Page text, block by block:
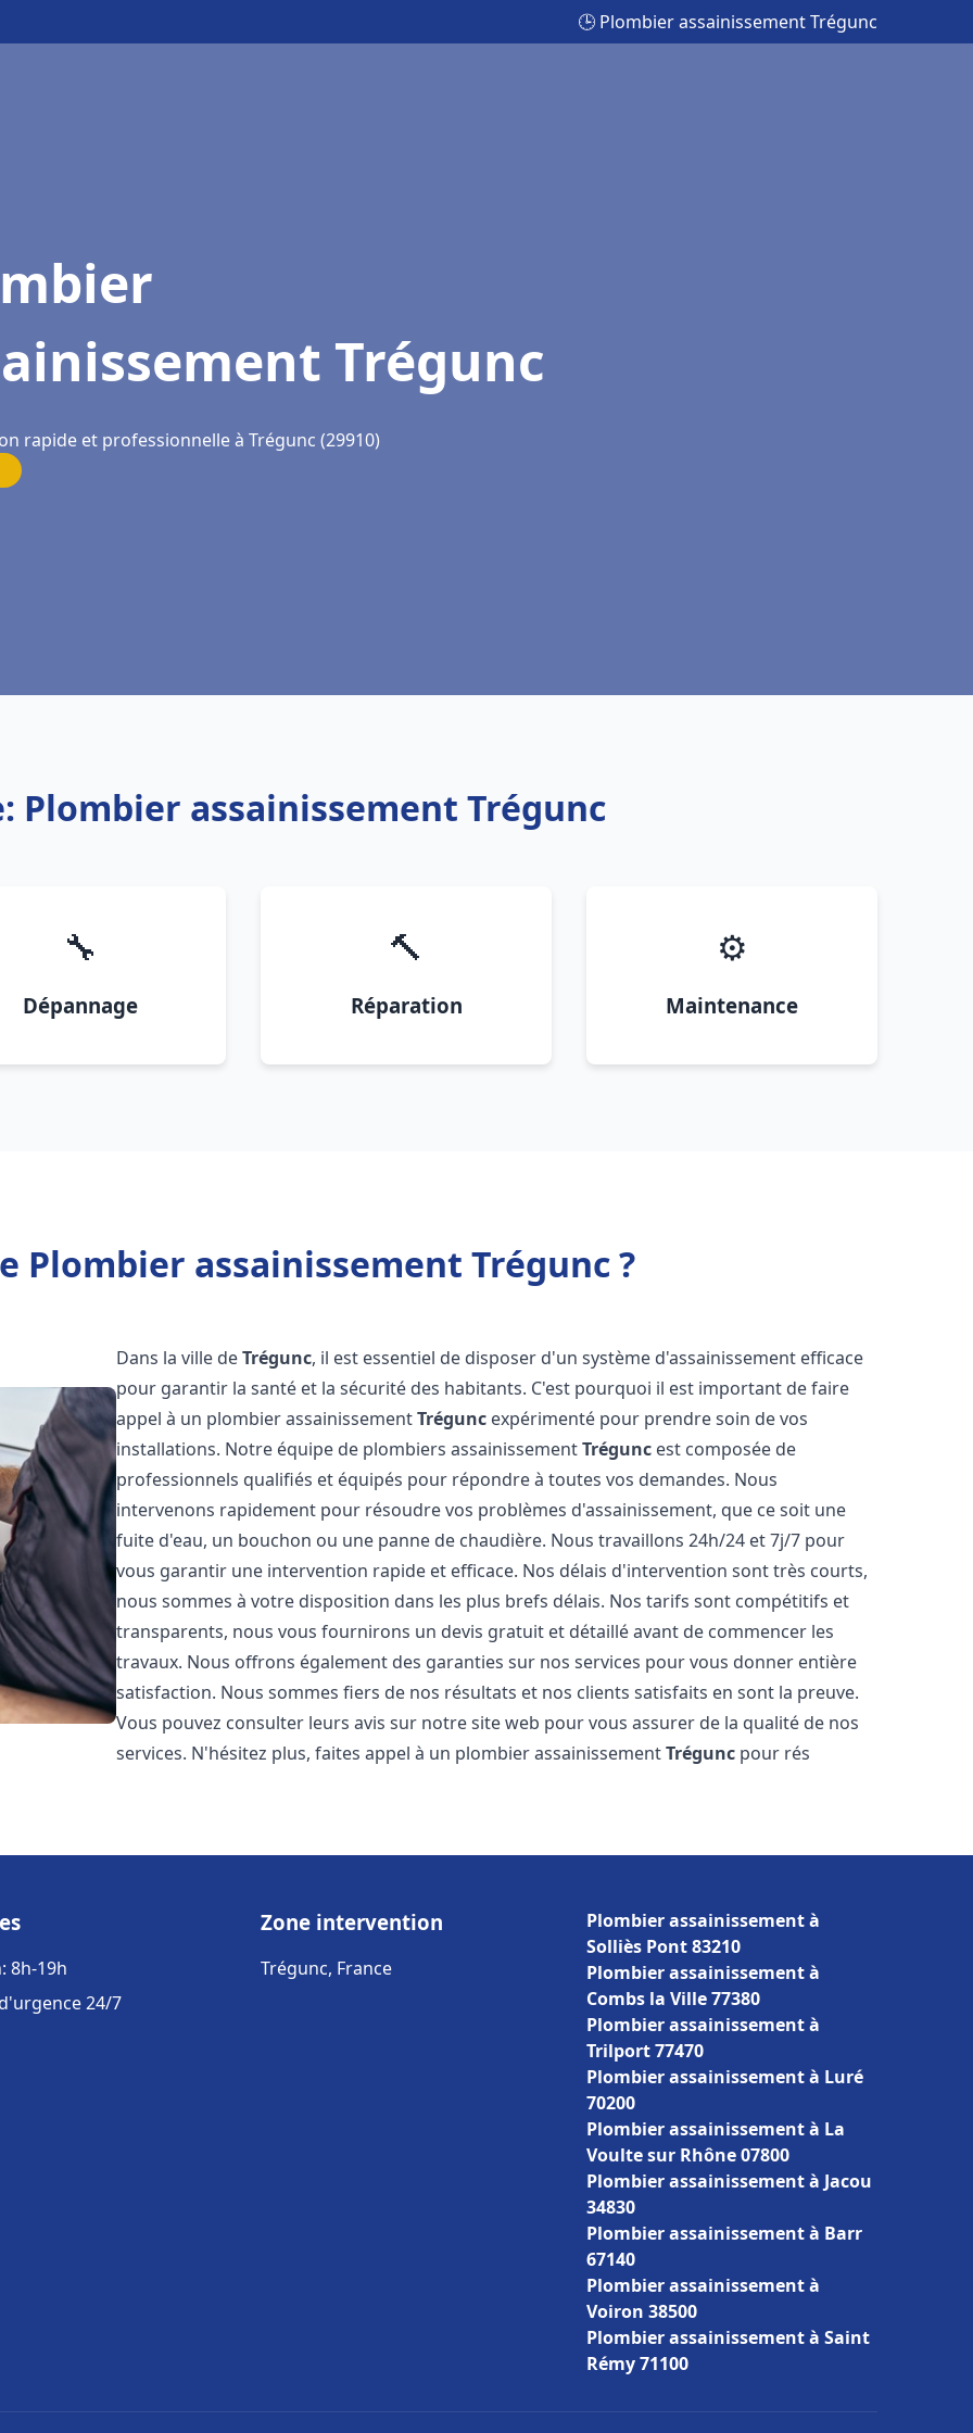
🕒 Plombier assainissement Trégunc
Trégunc
rapide et professionnelle à Trégunc (29910)
Plombier assainissement Trégunc
🔧
Dépannage
🔨
Réparation
⚙️
Maintenance
Plombier assainissement Trégunc ?
Dans la ville deTrégunc, il est essentiel de disposer d'un système d'assainissement efficace
pour garantir la santé et la sécurité des habitants. C'est pourquoi il est important de faire
appel à un plombier assainissementTrégunc expérimenté pour prendre soin de vos
installations. Notre équipe de plombiers assainissementTrégunc est composée de
professionnels qualifiés et équipés pour répondre à toutes vos demandes. Nous
intervenons rapidement pour résoudre vos problèmes d'assainissement, que ce soit une
fuite d'eau, un bouchon ou une panne de chaudière. Nous travaillons 24h/24 et 7j/7 pour
vous garantir une intervention rapide et efficace. Nos délais d'intervention sont très courts,
nous sommes à votre disposition dans les plus brefs délais. Nos tarifs sont compétitifs et
transparents, nous vous fournirons un devis gratuit et détaillé avant de commencer les
travaux. Nous offrons également des garanties sur nos services pour vous donner entière
satisfaction. Nous sommes fiers de nos résultats et nos clients satisfaits en sont la preuve.
Vous pouvez consulter leurs avis sur notre site web pour vous assurer de la qualité de nos
services. N'hésitez plus, faites appel à un plombier assainissementTrégunc pour rés
8h-19h
24/7
Zone intervention
Trégunc, France
Plombier assainissement à
Solliès Pont 83210
Plombier assainissement à
Combs la Ville 77380
Plombier assainissement à
Trilport 77470
Plombier assainissement à Luré
70200
Plombier assainissement à La
Voulte sur Rhône 07800
Plombier assainissement à Jacou
34830
Plombier assainissement à Barr
67140
Plombier assainissement à
Voiron 38500
Plombier assainissement à Saint
Rémy 71100